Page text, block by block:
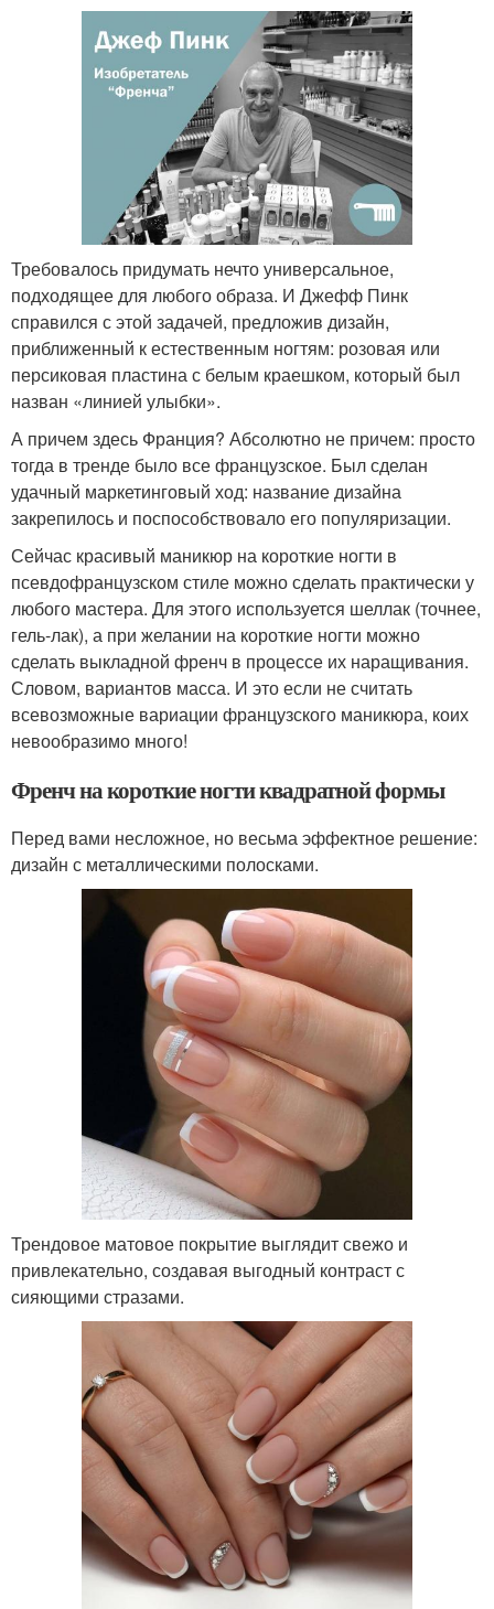
Требовалось придумать нечто универсальное,
подходящее для любого образа. И Джефф Пинк
справился с этой задачей, предложив дизайн,
приближенный к естественным ногтям: розовая или
персиковая пластина с белым краешком, который был
назван «линией улыбки».
А причем здесь Франция? Абсолютно не причем: просто
тогда в тренде было все французское. Был сделан
удачный маркетинговый ход: название дизайна
закрепилось и поспособствовало его популяризации.
Сейчас красивый маникюр на короткие ногти в
псевдофранцузском стиле можно сделать практически у
любого мастера. Для этого используется шеллак (точнее,
гель-лак), а при желании на короткие ногти можно
сделать выкладной френч в процессе их наращивания.
Словом, вариантов масса. И это если не считать
всевозможные вариации французского маникюра, коих
невообразимо много!
Френч на короткие ногти квадратной формы
Перед вами несложное, но весьма эффектное решение:
дизайн с металлическими полосками.
Трендовое матовое покрытие выглядит свежо и
привлекательно, создавая выгодный контраст с
сияющими стразами.